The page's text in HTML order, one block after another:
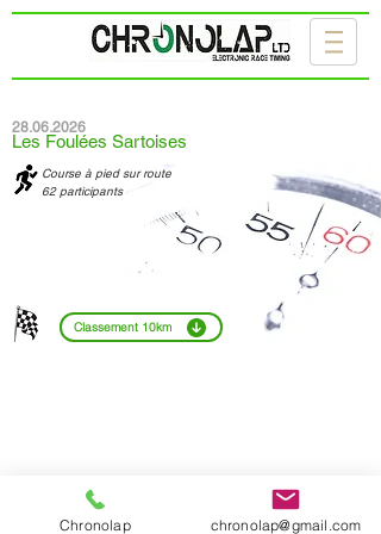
Les Foulées Sartoises
28.06.2026
Course à pied sur route
62 participants
Classement 10km
2017 - Site créé par Chronolap
Données personnelles
Chronolap chronolap@gmail.com